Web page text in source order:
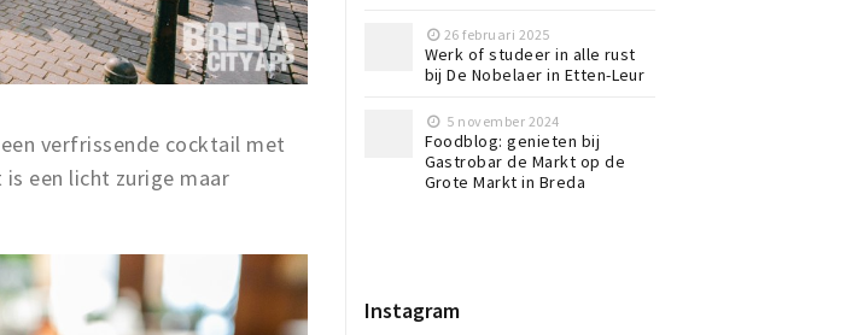
verfrissende cocktail met
een licht zurige maar
26 februari 2025
Werk of studeer in alle rust
bij De Nobelaer in Etten-Leur
5 november 2024
Foodblog: genieten bij
Gastrobar de Markt op de
Grote Markt in Breda
Instagram